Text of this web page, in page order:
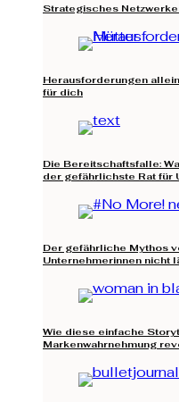
Strategisches
Herausforderungen
für dich
Die Bereitschaftsfalle:
der gefährlichste Rat für
Der gefährliche Mythos
Unternehmerinnen nicht
Wie diese einfache
Markenwahrnehmung